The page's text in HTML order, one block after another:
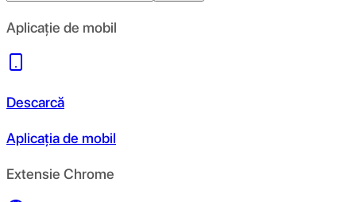
Aplicație de mobil
Descarcă
Aplicația de mobil
Extensie Chrome